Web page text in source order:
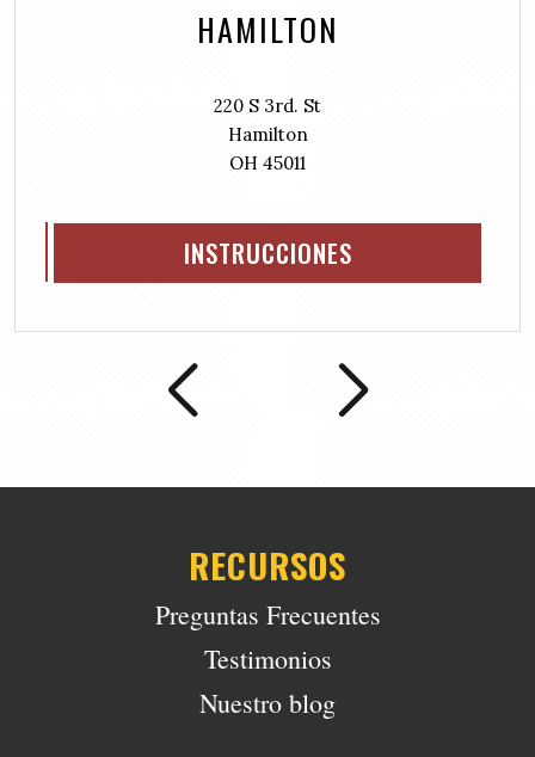
HAMILTON
220 S 3rd. St
Hamilton
OH 45011
INSTRUCCIONES
RECURSOS
Preguntas Frecuentes
Testimonios
Nuestro blog